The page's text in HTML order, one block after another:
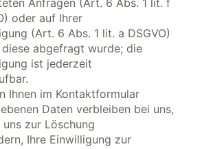
oder auf Ihrer
(Art. 6 Abs. 1 lit. a DSGVO)
abgefragt wurde; die
ist jederzeit
Ihnen im Kontaktformular
Daten verbleiben bei uns,
uns zur Löschung
Ihre Einwilligung zur